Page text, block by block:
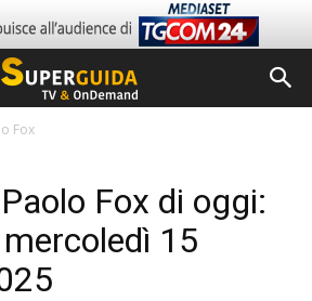
Fox
Fox di oggi:
15